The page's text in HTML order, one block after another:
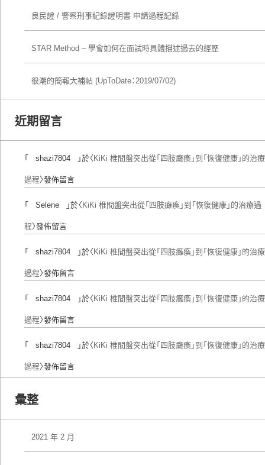
良民證 / 警察刑事紀錄證明書 申請過程記錄
STAR Method – 學會如何在面試時具體描述過去的經歷
很潮的簡報大補帖 (UpToDate：2019/07/02)
近期留言
「 shazi7804 」於〈 KiKi 椎間盤突出從「四肢癱瘓」到「恢復健康」的治療
過程〉發佈留言
「 Selene 」於〈 KiKi 椎間盤突出從「四肢癱瘓」到「恢復健康」的治療過
程〉發佈留言
「 shazi7804 」於〈 KiKi 椎間盤突出從「四肢癱瘓」到「恢復健康」的治療
過程〉發佈留言
「 shazi7804 」於〈 KiKi 椎間盤突出從「四肢癱瘓」到「恢復健康」的治療
過程〉發佈留言
「 shazi7804 」於〈 KiKi 椎間盤突出從「四肢癱瘓」到「恢復健康」的治療
過程〉發佈留言
彙整
2021 年 2 月